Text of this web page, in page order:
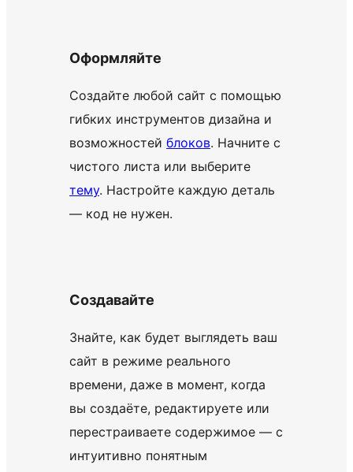
Оформляйте
Создайте любой сайт с помощью
гибких инструментов дизайна и
возможностей блоков. Начните с
чистого листа или выберите
тему. Настройте каждую деталь
— код не нужен.
Создавайте
Знайте, как будет выглядеть ваш
сайт в режиме реального
времени, даже в момент, когда
вы создаёте, редактируете или
перестраиваете содержимое — с
интуитивно понятным